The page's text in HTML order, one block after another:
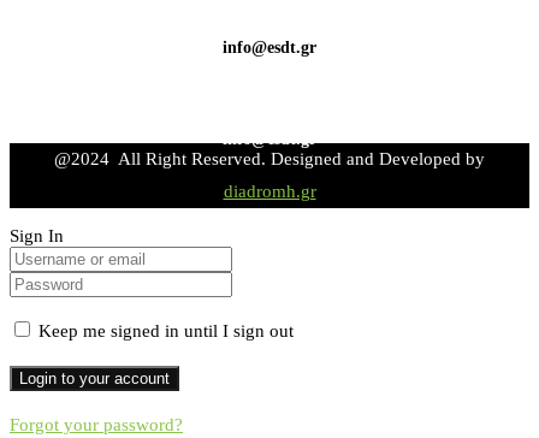
info@esdt.gr
info@esdt.gr
@2024 All Right Reserved. Designed and Developed by
diadromh.gr
Sign In
Keep me signed in until I sign out
Forgot your password?